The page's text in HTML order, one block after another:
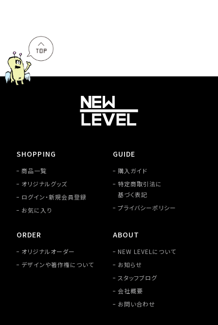
SHOPPING
商品一覧
オリジナルグッズ
ログイン・新規会員登録
お気に入り
GUIDE
購入ガイド
特定商取引法に
基づく表記
プライバシーポリシー
ORDER
オリジナルオーダー
デザインや著作権について
ABOUT
NEW LEVELについて
お知らせ
スタッフブログ
会社概要
お問い合わせ